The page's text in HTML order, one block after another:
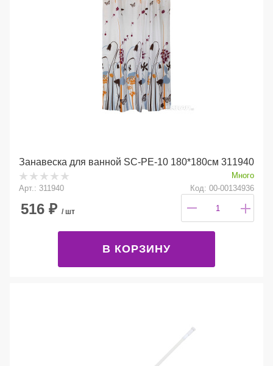
Занавеска для ванной SC-PE-10 180*180см 311940
Много
Арт.: 311940
Код: 00-00134936
516 ₽ / шт
В КОРЗИНУ